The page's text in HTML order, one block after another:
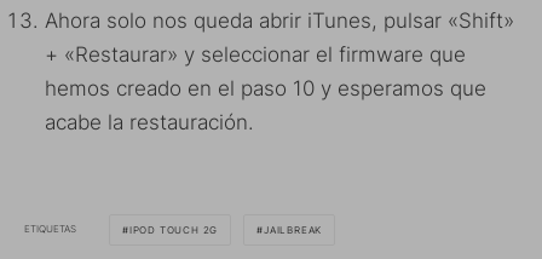
Ahora solo nos queda abrir iTunes, pulsar «Shift»
+ «Restaurar» y seleccionar el firmware que
hemos creado en el paso 10 y esperamos que
acabe la restauración.
ETIQUETAS IPOD TOUCH 2G JAILBREAK